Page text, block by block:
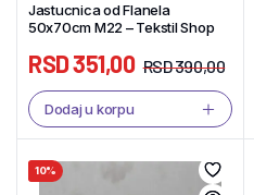
Jastucnica od Flanela
50x70cm M22 – Tekstil Shop
RSD390,00
RSD351,00
Dodaj u korpu
10%